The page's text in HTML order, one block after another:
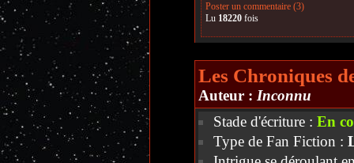
Poster un commentaire (3)
Lu 18220fois
Les Chroniques
Auteur : Inconnu
Stade d'écriture : En
Type de Fan Fiction :